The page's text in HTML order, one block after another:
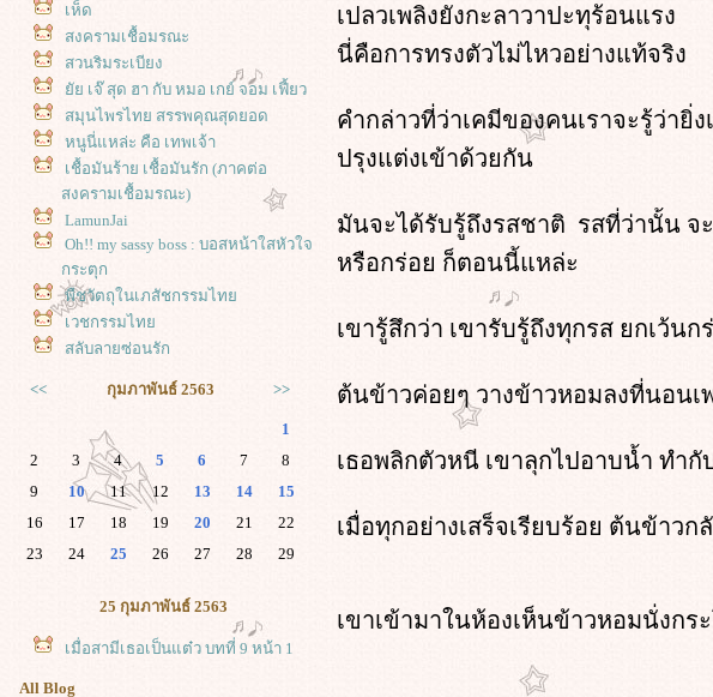
เห็ด
สงครามเชื้อมรณะ
สวนริมระเบียง
ัย เจ๊ สุด ฮา กับ หมอ เกย์ จอม เฟี้ยว
สมุนไพรไทย สรรพคุณสุดยอด
หนูนี่แหล่ะ คือ เทพเจ้า
เชื้อมันร้าย เชื้อมันรัก (ภาคต่อ
สงครามเชื้อมรณะ)
LamunJai
Oh!! my sassy boss : บอสหน้าใสหัวใจ
กระตุก
พืชวัตถุในเภสัชกรรมไท
เวชกรรมไท
สลับลายซ่อนรัก
<< กุมภาพันธ์ 2563 >>
1
2
3 4 5 6 7
8
9
10 11 12 13 14
15
16
17 18 19 20 21
22
23
24 25 26 27 28 29
25 กุมภาพันธ์ 2563
เมื่อสามีเธอเป็นแต๋ว บทที่ 9 หน้า 1
All Blog
เปลวเพลิงยังกะลาวาปะทุร้อนแรง
นี่คือการทรงตัวไม่ไหวอย่างแท้จริง
คำกล่าวที่ว่าเคมีของคนเราจะรู้ว่ายิ่
ปรุงแต่งเข้าด้วยกัน
มันจะได้รับรู้ถึงรสชาติ รสที่ว่านั้น จ
หรือกร่อย ก็ตอนนี้แหล่ะ
เขารู้สึกว่า เขารับรู้ถึงทุกรส ยกเว้น
ต้นข้าวค่อยๆ วางข้าวหอมลงที่นอนเ
เธอพลิกตัวหนี เขาลุกไปอาบน้ำ ทำ
เมื่อทุกอย่างเสร็จเรียบร้อย ต้นข้าว
เขาเข้ามาในห้องเห็นข้าวหอมนั่งกร